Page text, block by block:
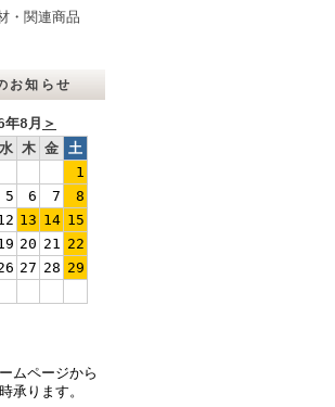
・関連商品
知らせ
8月 ＞
水 木 金 土
1
5 6 7
8
13 14 15
20 21 22
27 28 29
ムページから
承ります。